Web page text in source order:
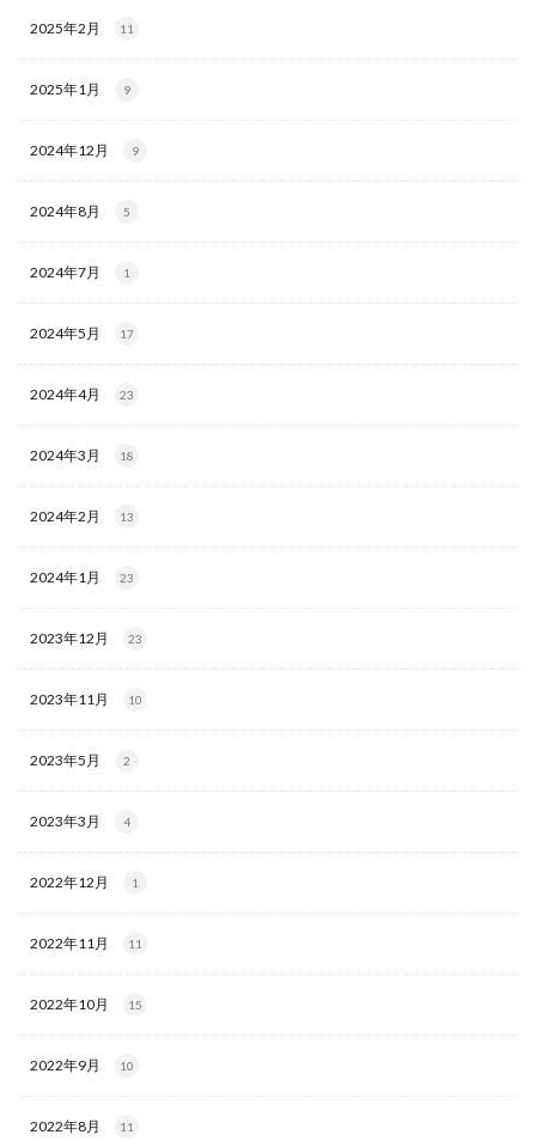
2025年2月 11
2025年1月 9
2024年12月 9
2024年8月 5
2024年7月 1
2024年5月 17
2024年4月 23
2024年3月 18
2024年2月 13
2024年1月 23
2023年12月 23
2023年11月 10
2023年5月 2
2023年3月 4
2022年12月 1
2022年11月 11
2022年10月 15
2022年9月 10
2022年8月 11